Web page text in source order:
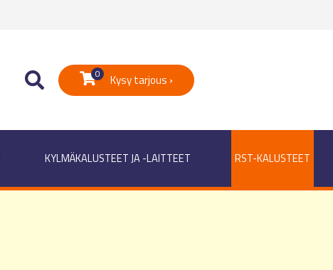
0 Kysy tarjous ›
KYLMÄKALUSTEET JA -LAITTEET RST-KALUSTEET